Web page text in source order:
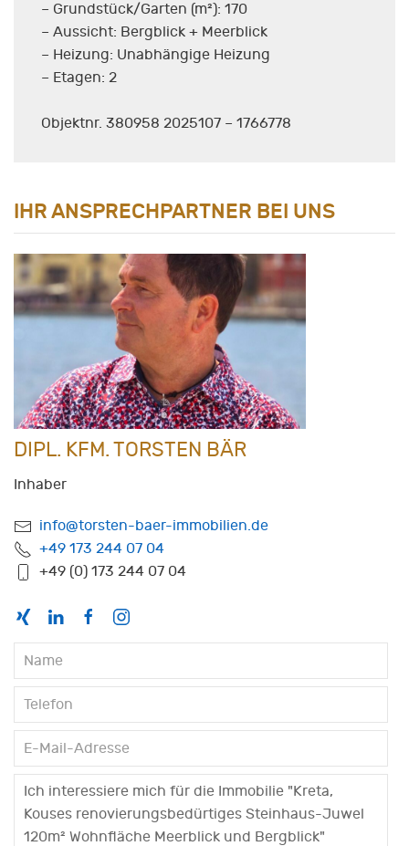
– Grundstück/Garten (m²): 170
– Aussicht: Bergblick + Meerblick
– Heizung: Unabhängige Heizung
– Etagen: 2
Objektnr. 380958 2025107 – 1766778
IHR ANSPRECHPARTNER BEI UNS
DIPL. KFM. TORSTEN BÄR
Inhaber
info@torsten-baer-immobilien.de
+49 173 244 07 04
+49 (0) 173 244 07 04